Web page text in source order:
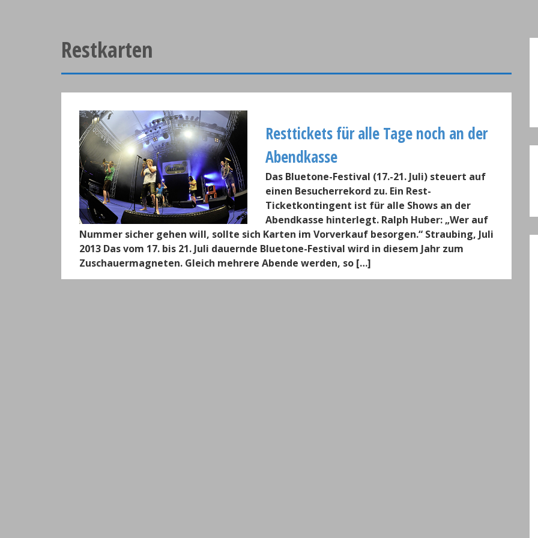
Restkarten
Resttickets für alle Tage noch an der
Abendkasse
Das Bluetone-Festival (17.-21. Juli) steuert auf
einen Besucherrekord zu. Ein Rest-
Ticketkontingent ist für alle Shows an der
Abendkasse hinterlegt. Ralph Huber: „Wer auf
Nummer sicher gehen will, sollte sich Karten im Vorverkauf besorgen.“ Straubing, Juli
2013 Das vom 17. bis 21. Juli dauernde Bluetone-Festival wird in diesem Jahr zum
Zuschauermagneten. Gleich mehrere Abende werden, so […]